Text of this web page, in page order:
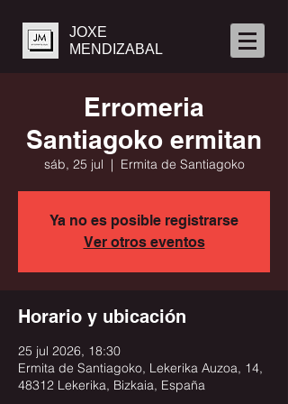
JOXE
MENDIZABAL
Erromeria
Santiagoko ermitan
sáb, 25 jul
  |
Ermita de Santiagoko
Ya no es posible registrarse
Ver otros eventos
Horario y ubicación
25 jul 2026, 18:30
Ermita de Santiagoko, Lekerika Auzoa, 14,
48312 Lekerika, Bizkaia, España